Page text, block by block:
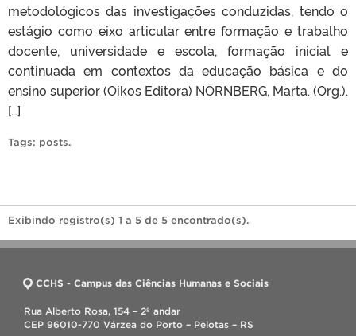
metodológicos das investigações conduzidas, tendo o
estágio como eixo articular entre formação e trabalho
docente, universidade e escola, formação inicial e
continuada em contextos da educação básica e do
ensino superior (Oikos Editora) NÖRNBERG, Marta. (Org.).
[…]
Tags: posts.
Exibindo registro(s) 1 a 5 de 5 encontrado(s).
CCHS - Campus das Ciências Humanas e Sociais
Rua Alberto Rosa, 154 – 2º andar
CEP 96010-770 Várzea do Porto – Pelotas – RS